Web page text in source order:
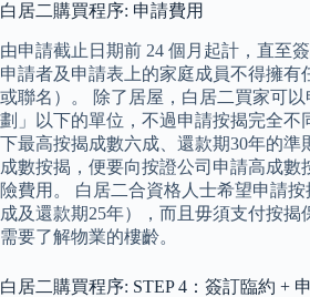
白居二購買程序: 申請費用
由申請截止日期前 24 個月起計，直至
申請者及申請表上的家庭成員不得擁有
或聯名）。 除了居屋，白居二買家可
劃」以下的單位，不過申請按揭完全不
下最高按揭成數六成、還款期30年的準
成數按揭，便要向按證公司申請高成數
險費用。 白居二合資格人士希望申請
成及還款期25年），而且毋須支付按揭
需要了解物業的樓齡。
白居二購買程序: STEP 4：簽訂臨約 +